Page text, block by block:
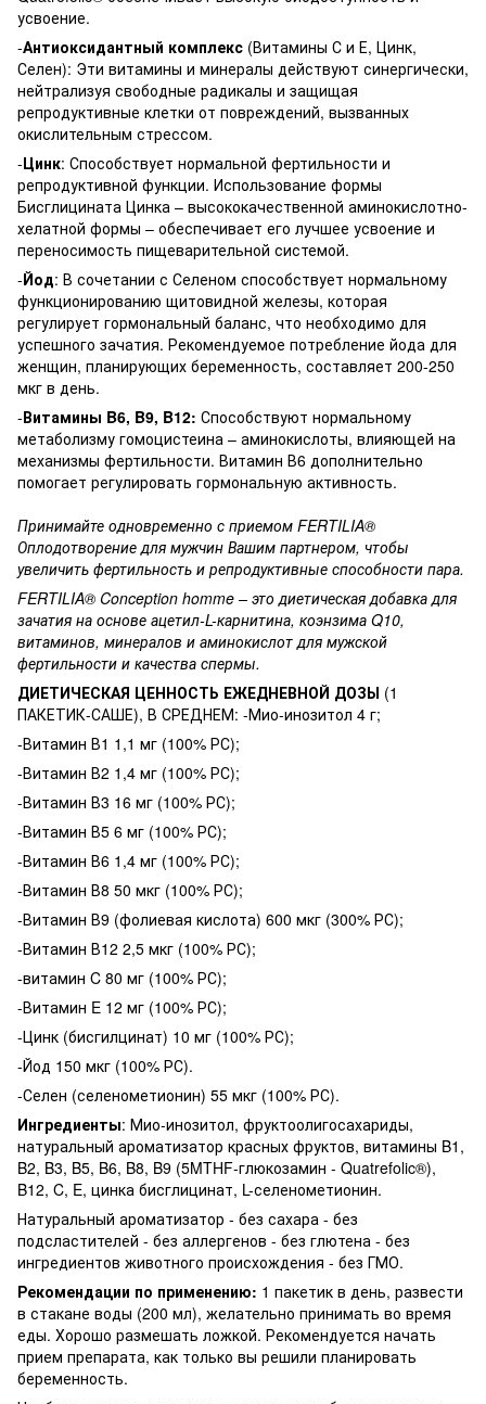
усвоение.
-Антиоксидантный комплекс (Витамины С и Е, Цинк,
Селен): Эти витамины и минералы действуют синергически,
нейтрализуя свободные радикалы и защищая
репродуктивные клетки от повреждений, вызванных
окислительным стрессом.
-Цинк: Способствует нормальной фертильности и
репродуктивной функции. Использование формы
Бисглицината Цинка – высококачественной аминокислотно-
хелатной формы – обеспечивает его лучшее усвоение и
переносимость пищеварительной системой.
-Йод: В сочетании с Селеном способствует нормальному
функционированию щитовидной железы, которая
регулирует гормональный баланс, что необходимо для
успешного зачатия. Рекомендуемое потребление йода для
женщин, планирующих беременность, составляет 200-250
мкг в день.
-Витамины B6, B9, B12: Способствуют нормальному
метаболизму гомоцистеина – аминокислоты, влияющей на
механизмы фертильности. Витамин В6 дополнительно
помогает регулировать гормональную активность.
Принимайте одновременно с приемом FERTILIA®
Оплодотворение для мужчин Вашим партнером, чтобы
увеличить фертильность и репродуктивные способности пара.
FERTILIA® Conception homme – это диетическая добавка для
зачатия на основе ацетил-L-карнитина, коэнзима Q10,
витаминов, минералов и аминокислот для мужской
фертильности и качества спермы.
ДИЕТИЧЕСКАЯ ЦЕННОСТЬ ЕЖЕДНЕВНОЙ ДОЗЫ (1
ПАКЕТИК-САШЕ), В СРЕДНЕМ: -Мио-инозитол 4 г;
-Витамин В1 1,1 мг (100% РС);
-Витамин В2 1,4 мг (100% РС);
-Витамин В3 16 мг (100% РС);
-Витамин В5 6 мг (100% РС);
-Витамин В6 1,4 мг (100% РС);
-Витамин В8 50 мкг (100% РС);
-Витамин В9 (фолиевая кислота) 600 мкг (300% РС);
-Витамин В12 2,5 мкг (100% РС);
-витамин C 80 мг (100% РС);
-Витамин E 12 мг (100% РС);
-Цинк (бисгилцинат) 10 мг (100% РС);
-Йод 150 мкг (100% РС).
-Селен (селенометионин) 55 мкг (100% РС).
Ингредиенты: Мио-инозитол, фруктоолигосахариды,
натуральный ароматизатор красных фруктов, витамины B1,
B2, B3, B5, B6, B8, B9 (5MTHF-глюкозамин - Quatrefolic®),
B12, C, E, цинка бисглицинат, L-селенометионин.
Натуральный ароматизатор - без сахара - без
подсластителей - без аллергенов - без глютена - без
ингредиентов животного происхождения - без ГМО.
Рекомендации по применению: 1 пакетик в день, развести
в стакане воды (200 мл), желательно принимать во время
еды. Хорошо размешать ложкой. Рекомендуется начать
прием препарата, как только вы решили планировать
беременность.